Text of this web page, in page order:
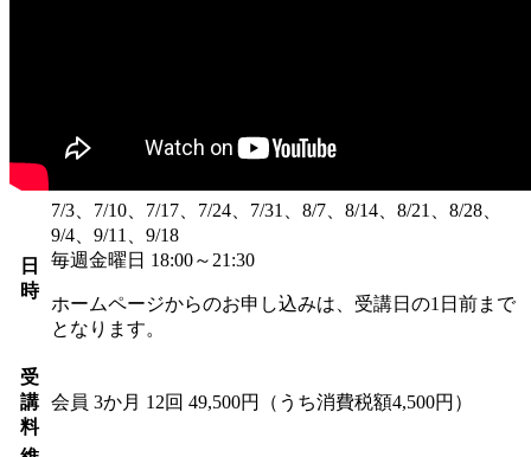
日
時
7/3、7/10、7/17、7/24、7/31、8/7、8/14、8/21、8/28、
9/4、9/11、9/18
毎週金曜日 18:00～21:30
ホームページからのお申し込みは、受講日の1日前まで
となります。
受
講
料
会員 3か月 12回 49,500円（うち消費税額4,500円）